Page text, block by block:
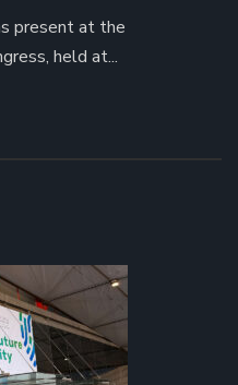
present at the
held at...